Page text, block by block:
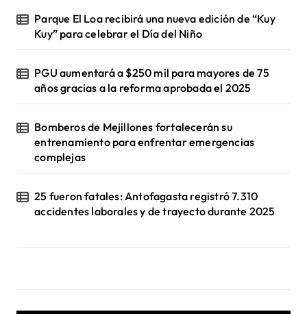
Parque El Loa recibirá una nueva edición de “Kuy
Kuy” para celebrar el Día del Niño
PGU aumentará a $250 mil para mayores de 75
años gracias a la reforma aprobada el 2025
Bomberos de Mejillones fortalecerán su
entrenamiento para enfrentar emergencias
complejas
25 fueron fatales: Antofagasta registró 7.310
accidentes laborales y de trayecto durante 2025